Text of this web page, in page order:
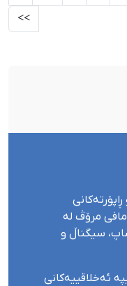
>>
مافی مرۆڤ لە
سیگناڵ و
ئەخلاقییەکانی